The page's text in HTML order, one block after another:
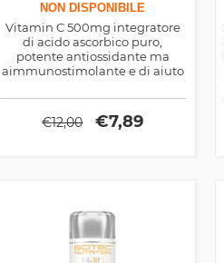
NON DISPONIBILE
Vitamin C 500mg integratore
di acido ascorbico puro,
potente antiossidante ma
aimmunostimolante e di aiuto
legate allo sport e alla bellezza
della pelle
€12,00 €7,89